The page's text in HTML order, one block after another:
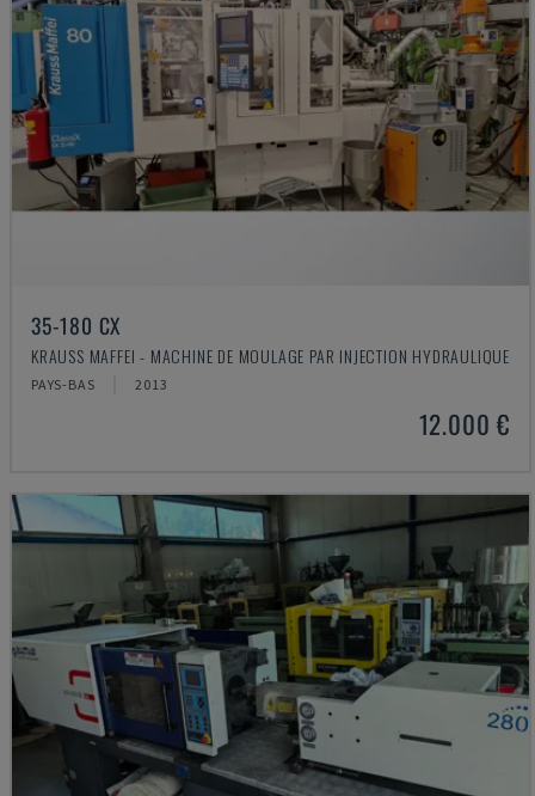
35-180 CX
KRAUSS MAFFEI - MACHINE DE MOULAGE PAR INJECTION HYDRAULIQUE
PAYS-BAS 2013
12.000 €